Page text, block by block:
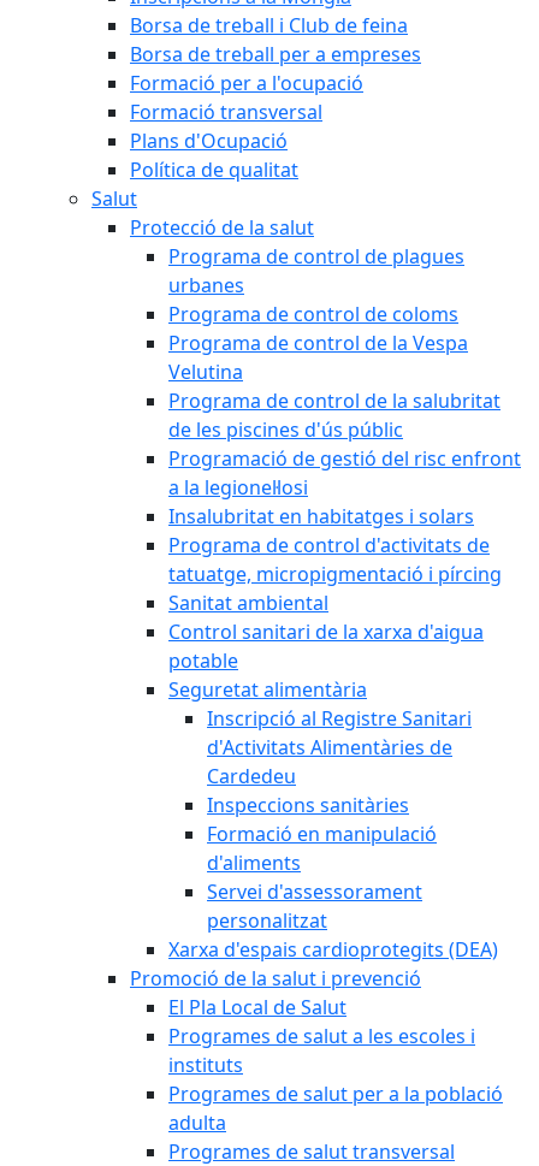
Borsa de treball i Club de feina
Borsa de treball per a empreses
Formació per a l'ocupació
Formació transversal
Plans d'Ocupació
Política de qualitat
Salut
Protecció de la salut
Programa de control de plagues
urbanes
Programa de control de coloms
Programa de control de la Vespa
Velutina
Programa de control de la salubritat
de les piscines d'ús públic
Programació de gestió del risc enfront
a la legionel·losi
Insalubritat en habitatges i solars
Programa de control d'activitats de
tatuatge, micropigmentació i pírcing
Sanitat ambiental
Control sanitari de la xarxa d'aigua
potable
Seguretat alimentària
Inscripció al Registre Sanitari
d'Activitats Alimentàries de
Cardedeu
Inspeccions sanitàries
Formació en manipulació
d'aliments
Servei d'assessorament
personalitzat
Xarxa d'espais cardioprotegits (DEA)
Promoció de la salut i prevenció
El Pla Local de Salut
Programes de salut a les escoles i
instituts
Programes de salut per a la població
adulta
Programes de salut transversal